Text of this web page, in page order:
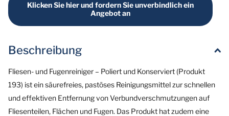
Klicken Sie hier und fordern Sie unverbindlich ein
Angebot an
Beschreibung
Fliesen- und Fugenreiniger – Poliert und Konserviert (Produkt
193) ist ein säurefreies, pastöses Reinigungsmittel zur schnellen
und effektiven Entfernung von Verbundverschmutzungen auf
Fliesenteilen, Flächen und Fugen. Das Produkt hat zudem eine